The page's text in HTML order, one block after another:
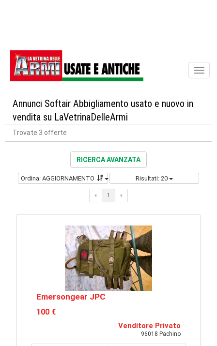
Annunci Softair Abbigliamento usato e nuovo in
vendita su LaVetrinaDelleArmi
Trovate 3 offerte
RICERCA AVANZATA
Ordina: AGGIORNAMENTO Risultati: 20
« 1 «
Emersongear JPC
100 €
Venditore Privato
96018 Pachino